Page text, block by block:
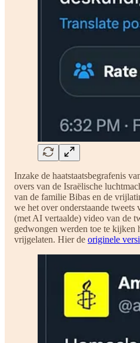
Inzake de haatstaatsbegrafenis
overs van de Israëlische
van de familie Bibas en de
we het over onderstaande tweets
(met AI vertaalde) video van de
gedwongen werden toe te kijken
vrijgelaten. Hier de originele